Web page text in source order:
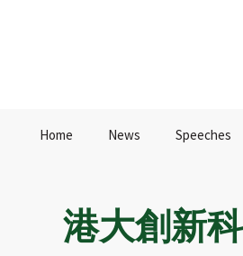
Home News Speeches
港大創新